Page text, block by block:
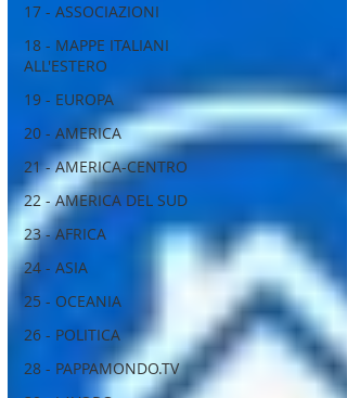
17 - ASSOCIAZIONI
18 - MAPPE ITALIANI
ALL'ESTERO
19 - EUROPA
20 - AMERICA
21 - AMERICA-CENTRO
22 - AMERICA DEL SUD
23 - AFRICA
24 - ASIA
25 - OCEANIA
26 - POLITICA
28 - PAPPAMONDO.TV